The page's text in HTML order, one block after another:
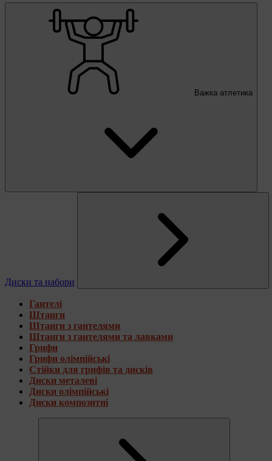
Важка атлетика
Диски та набори
Гантелі
Штанги
Штанги з гантелями
Штанги з гантелями та лавками
Грифи
Грифи олімпійські
Стійки для грифів та дисків
Диски металеві
Диски олімпійські
Диски композитні